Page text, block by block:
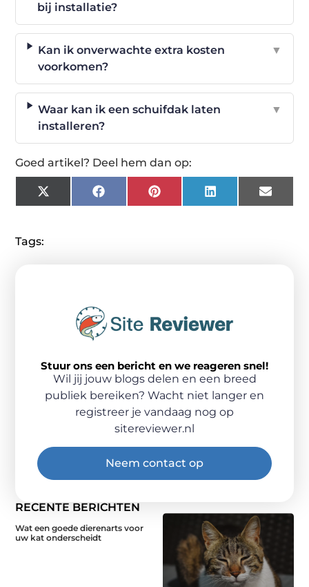
bij installatie?
Kan ik onverwachte extra kosten
voorkomen?
▼
Waar kan ik een schuifdak laten
installeren?
▼
Goed artikel? Deel hem dan op:
X
(Twitter)
FacebookPinterestLinkedIn Email
Tags:
RECENTE BERICHTEN
Wat een goede dierenarts voor
uw kat onderscheidt
Stuur ons een bericht en we reageren snel!
Wil jij jouw blogs delen en een breed
publiek bereiken? Wacht niet langer en
registreer je vandaag nog op
sitereviewer.nl
Neem contact op